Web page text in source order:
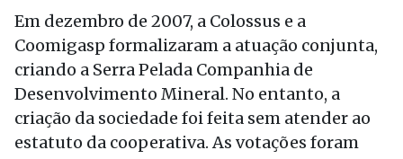
Em dezembro de 2007, a Colossus e a
Coomigasp formalizaram a atuação conjunta,
criando a Serra Pelada Companhia de
Desenvolvimento Mineral. No entanto, a
criação da sociedade foi feita sem atender ao
estatuto da cooperativa. As votações foram